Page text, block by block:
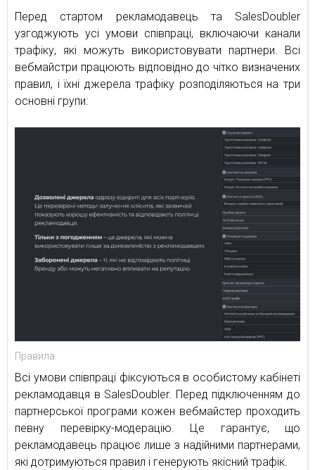
Перед стартом рекламодавець та SalesDoubler
узгоджують усі умови співпраці, включаючи канали
трафіку, які можуть використовувати партнери. Всі
вебмайстри працюють відповідно до чітко визначених
правил, і їхні джерела трафіку розподіляються на три
основні групи:
Правила
Всі умови співпраці фіксуються в особистому кабінеті
рекламодавця в SalesDoubler. Перед підключенням до
партнерської програми кожен вебмайстер проходить
певну перевірку-модерацію. Це гарантує, що
рекламодавець працює лише з надійними партнерами,
які дотримуються правил і генерують якісний трафік.